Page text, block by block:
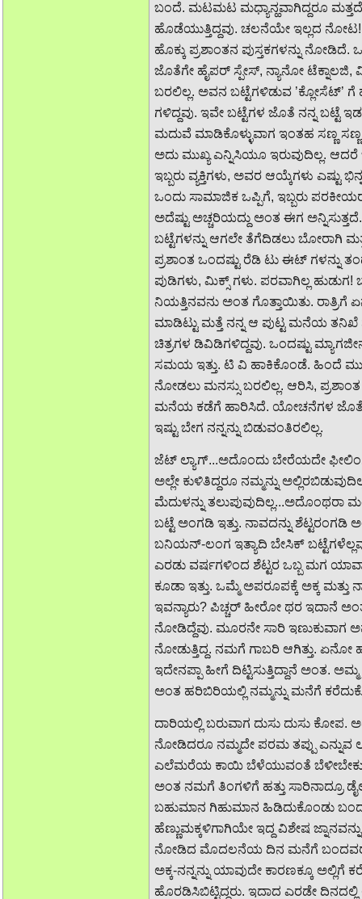
ಬಂದೆ. ಮಟಮಟ ಮಧ್ಯಾನ್ಹವಾಗಿದ್ದರೂ
ಹೊಡೆಯುತ್ತಿದ್ದವು. ಚಲನೆಯೇ ಇಲ್ಲದ
ಹೊಕ್ಕು ಪ್ರಶಾಂತನ ಪುಸ್ತಕಗಳನ್ನು ನೋಡಿದೆ.
ಜೊತೆಗೇ ಹೈಪರ್ ಸ್ಪೇಸ್, ನ್ಯಾನೋ ಟೆಕ್ನಾಲಜಿ,
ಬರಲಿಲ್ಲ. ಅವನ ಬಟ್ಟೆಗಳಿಡುವ ’ಕ್ಲೋಸೆಟ್’
ಗಳಿದ್ದವು. ಇವೇ ಬಟ್ಟೆಗಳ ಜೊತೆ ನನ್ನ ಬಟ್ಟೆ
ಮದುವೆ ಮಾಡಿಕೊಳ್ಳುವಾಗ ಇಂತಹ ಸಣ್ಣ
ಅದು ಮುಖ್ಯ ಎನ್ನಿಸಿಯೂ ಇರುವುದಿಲ್ಲ.
ಇಬ್ಬರು ವ್ಯಕ್ತಿಗಳು, ಅವರ ಆಯ್ಕೆಗಳು ಎಷ್ಟು
ಒಂದು ಸಾಮಾಜಿಕ ಒಪ್ಪಿಗೆ, ಇಬ್ಬರು
ಅದೆಷ್ಟು ಅಚ್ಚರಿಯದ್ದು ಅಂತ ಈಗ
ಬಟ್ಟೆಗಳನ್ನು ಆಗಲೇ ತೆಗೆದಿಡಲು ಬೋರಾಗಿ
ಪ್ರಶಾಂತ ಒಂದಷ್ಟು ರೆಡಿ ಟು ಈಟ್ ಗಳನ್ನು
ಪುಡಿಗಳು, ಮಿಕ್ಸ್ ಗಳು. ಪರವಾಗಿಲ್ಲ
ನಿಯತ್ತಿನವನು ಅಂತ ಗೊತ್ತಾಯಿತು.
ಮಾಡಿಟ್ಟು ಮತ್ತೆ ನನ್ನ ಆ ಪುಟ್ಟ ಮನೆಯ ತನಿಖೆ
ಚಿತ್ರಗಳ ಡಿವಿಡಿಗಳಿದ್ದವು. ಒಂದಷ್ಟು
ಸಮಯ ಇತ್ತು. ಟಿ ವಿ ಹಾಕಿಕೊಂಡೆ. ಹಿಂದೆ ಮುಂದೆ
ನೋಡಲು ಮನಸ್ಸು ಬರಲಿಲ್ಲ. ಆರಿಸಿ, ಪ್ರಶಾಂತ
ಮನೆಯ ಕಡೆಗೆ ಹಾರಿಸಿದೆ. ಯೋಚನೆಗಳ
ಇಷ್ಟು ಬೇಗ ನನ್ನನ್ನು ಬಿಡುವಂತಿರಲಿಲ್ಲ.
ಜೆಟ್ ಲ್ಯಾಗ್...ಅದೊಂದು ಬೇರೆಯದೇ
ಅಲ್ಲೇ ಕುಳಿತಿದ್ದರೂ ನಮ್ಮನ್ನು
ಮೆದುಳನ್ನು
ಬಟ್ಟೆ ಅಂಗಡಿ ಇತ್ತು. ನಾವದನ್ನು
ಬನಿಯನ್-ಲಂಗ ಇತ್ಯಾದಿ ಬೇಸಿಕ್
ಎರಡು ವರ್ಷಗಳಿಂದ ಶೆಟ್ಟರ ಒಬ್ಬ ಮಗ
ಕೂಡಾ ಇತ್ತು. ಒಮ್ಮೆ ಅಪರೂಪಕ್ಕೆ ಅಕ್ಕ
ಇವನ್ಯಾರು? ಪಿಚ್ಚರ್ ಹೀರೋ ಥರ ಇದಾನೆ
ನೋಡಿದ್ದೆವು. ಮೂರನೇ ಸಾರಿ ಇಣುಕುವಾಗ
ನೋಡುತ್ತಿದ್ದ. ನಮಗೆ ಗಾಬರಿ ಆಗಿತ್ತು. ಏನೋ
ಇದೇನಪ್ಪಾ ಹೀಗೆ ದಿಟ್ಟಿಸುತ್ತಿದ್ದಾನೆ ಅಂತ.
ಅಂತ ಹರಿಬಿರಿಯಲ್ಲಿ ನಮ್ಮನ್ನು ಮನೆಗೆ
ದಾರಿಯಲ್ಲಿ ಬರುವಾಗ ದುಸು ದುಸು ಕೋಪ.
ನೋಡಿದರೂ ನಮ್ಮದೇ ಪರಮ ತಪ್ಪು ಎನ್ನುವ
ಎಲೆಮರೆಯ ಕಾಯಿ ಬೆಳೆಯುವಂತೆ
ಅಂತ ನಮಗೆ ತಿಂಗಳಿಗೆ ಹತ್ತು ಸಾರಿನಾದ್ರೂ
ಬಹುಮಾನ ಗಿಹುಮಾನ ಹಿಡಿದುಕೊಂಡು
ಹೆಣ್ಣುಮಕ್ಕಳಿಗಾಗಿಯೇ ಇದ್ದ ವಿಶೇಷ
ನೋಡಿದ ಮೊದಲನೆಯ ದಿನ ಮನೆಗೆ ಬಂದವರೇ
ಅಕ್ಕ-ನನ್ನನ್ನು ಯಾವುದೇ ಕಾರಣಕ್ಕೂ
ಹೊರಡಿಸಿಬಿಟ್ಟಿದ್ದರು. ಇದಾದ ಎರಡೇ